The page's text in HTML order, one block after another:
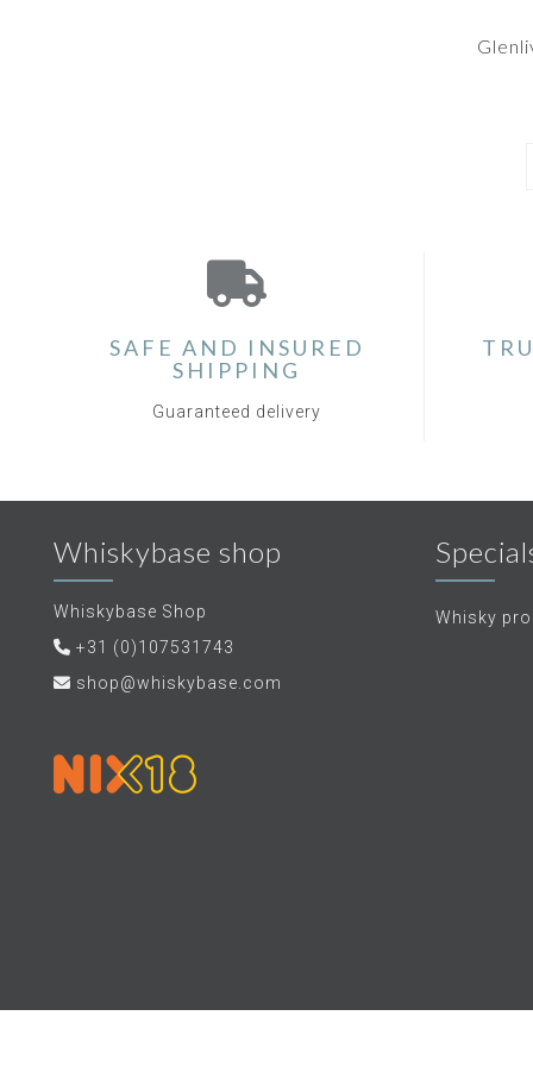
SAFE AND INSURED
SHIPPING
Guaranteed delivery
Whiskybase shop
Whiskybase Shop
+31 (0)107531743
shop@whiskybase.com
Whisky